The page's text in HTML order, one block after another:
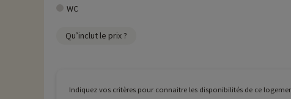
WC
Qu’inclut le prix ?
Indiquez vos critères pour connaitre les disponibilités de ce